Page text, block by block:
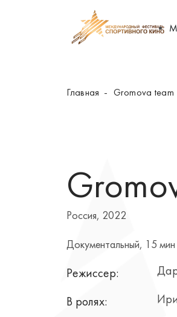
Главная Gromova team
Россия, 2022
Документальный, 15 мин
Режиссер:
В ролях: